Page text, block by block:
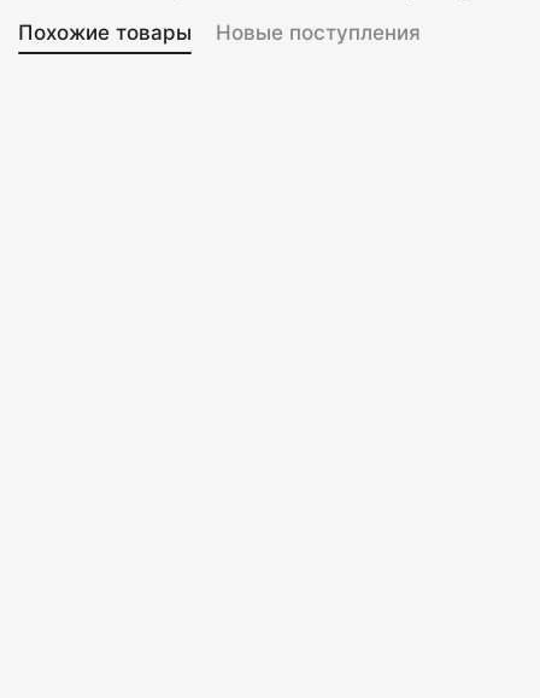
Похожие товары Новые поступления